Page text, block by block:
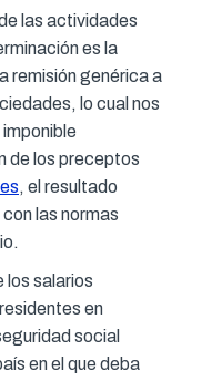
las actividades
es la
remisión genérica a
lo cual nos
imponible
de los preceptos
, el resultado
las normas
los salarios
en
social
en el que deba